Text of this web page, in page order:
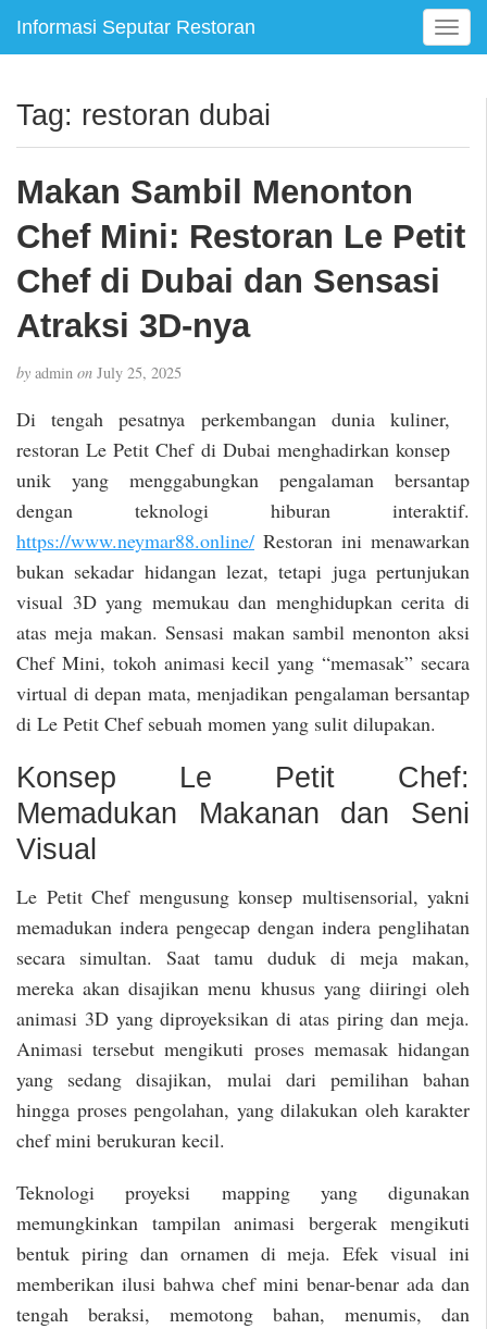
Informasi Seputar Restoran
T
o
e
v
i
Tag: restoran dubai
Makan Sambil Menonton
Chef Mini: Restoran Le Petit
Chef di Dubai dan Sensasi
Atraksi 3D-nya
by admin on July 25, 2025
Di tengah pesatnya perkembangan dunia kuliner,
restoran Le Petit Chef di Dubai menghadirkan konsep
unik yang menggabungkan pengalaman bersantap
dengan teknologi hiburan interaktif.
https://www.neymar88.online/ Restoran ini menawarkan
bukan sekadar hidangan lezat, tetapi juga pertunjukan
visual 3D yang memukau dan menghidupkan cerita di
atas meja makan. Sensasi makan sambil menonton aksi
Chef Mini, tokoh animasi kecil yang “memasak” secara
virtual di depan mata, menjadikan pengalaman bersantap
di Le Petit Chef sebuah momen yang sulit dilupakan.
Konsep Le Petit Chef:
Memadukan Makanan dan Seni
Visual
Le Petit Chef mengusung konsep multisensorial, yakni
memadukan indera pengecap dengan indera penglihatan
secara simultan. Saat tamu duduk di meja makan,
mereka akan disajikan menu khusus yang diiringi oleh
animasi 3D yang diproyeksikan di atas piring dan meja.
Animasi tersebut mengikuti proses memasak hidangan
yang sedang disajikan, mulai dari pemilihan bahan
hingga proses pengolahan, yang dilakukan oleh karakter
chef mini berukuran kecil.
Teknologi proyeksi mapping yang digunakan
memungkinkan tampilan animasi bergerak mengikuti
bentuk piring dan ornamen di meja. Efek visual ini
memberikan ilusi bahwa chef mini benar-benar ada dan
tengah beraksi, memotong bahan, menumis, dan